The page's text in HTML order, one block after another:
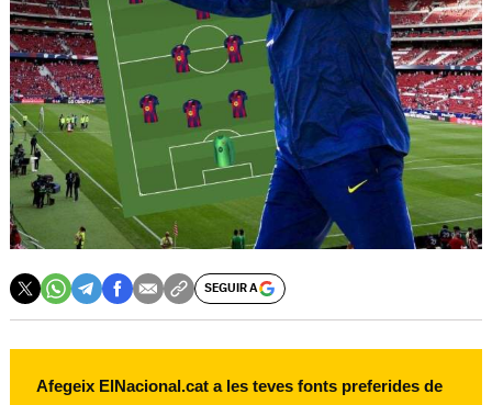
SEGUIR A
Afegeix ElNacional.cat a les teves fonts preferides de